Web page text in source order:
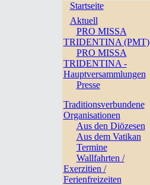
Startseite
Aktuell
PRO MISSA
TRIDENTINA (PMT)
PRO MISSA
TRIDENTINA -
Hauptversammlungen
Presse
Traditionsverbundene
Organisationen
Aus den Diözesen
Aus dem Vatikan
Termine
Wallfahrten /
Exerzitien /
Ferienfreizeiten